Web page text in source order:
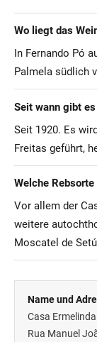
Wo liegt das
In Fernando Pó
Palmela südlich
Seit wann gibt
Seit 1920. Es
Freitas geführt,
Welche
Vor allem der
weitere
Moscatel de
Name und
Casa
Rua Manuel